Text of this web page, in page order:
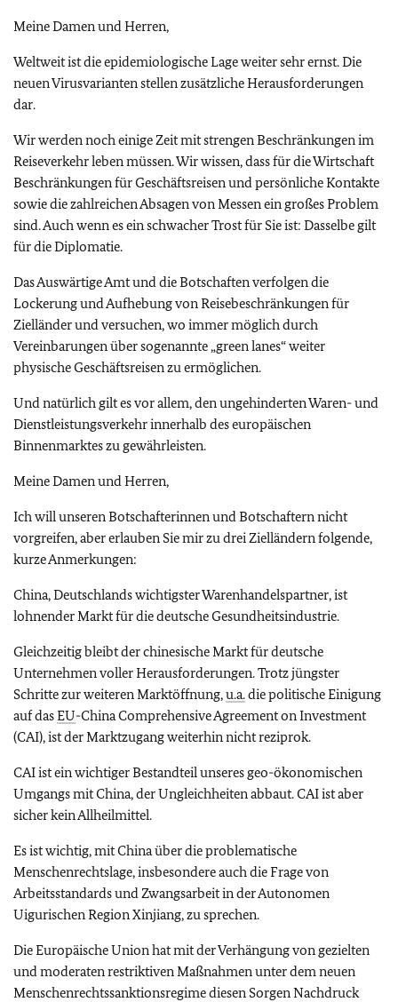
Meine Damen und Herren,
Weltweit ist die epidemiologische Lage weiter sehr ernst. Die
neuen Virusvarianten stellen zusätzliche Herausforderungen
dar.
Wir werden noch einige Zeit mit strengen Beschränkungen im
Reiseverkehr leben müssen. Wir wissen, dass für die Wirtschaft
Beschränkungen für Geschäftsreisen und persönliche Kontakte
sowie die zahlreichen Absagen von Messen ein großes Problem
sind. Auch wenn es ein schwacher Trost für Sie ist: Dasselbe gilt
für die Diplomatie.
Das Auswärtige Amt und die Botschaften verfolgen die
Lockerung und Aufhebung von Reisebeschränkungen für
Zielländer und versuchen, wo immer möglich durch
Vereinbarungen über sogenannte „green lanes“ weiter
physische Geschäftsreisen zu ermöglichen.
Und natürlich gilt es vor allem, den ungehinderten Waren- und
Dienstleistungsverkehr innerhalb des europäischen
Binnenmarktes zu gewährleisten.
Meine Damen und Herren,
Ich will unseren Botschafterinnen und Botschaftern nicht
vorgreifen, aber erlauben Sie mir zu drei Zielländern folgende,
kurze Anmerkungen:
China, Deutschlands wichtigster Warenhandelspartner, ist
lohnender Markt für die deutsche Gesundheitsindustrie.
Gleichzeitig bleibt der chinesische Markt für deutsche
Unternehmen voller Herausforderungen. Trotz jüngster
Schritte zur weiteren Marktöffnung,u.a.die politische Einigung
auf dasEU-China Comprehensive Agreement on Investment
(CAI), ist der Marktzugang weiterhin nicht reziprok.
CAI ist ein wichtiger Bestandteil unseres geo-ökonomischen
Umgangs mit China, der Ungleichheiten abbaut. CAI ist aber
sicher kein Allheilmittel.
Es ist wichtig, mit China über die problematische
Menschenrechtslage, insbesondere auch die Frage von
Arbeitsstandards und Zwangsarbeit in der Autonomen
Uigurischen Region Xinjiang, zu sprechen.
Die Europäische Union hat mit der Verhängung von gezielten
und moderaten restriktiven Maßnahmen unter dem neuen
Menschenrechtssanktionsregime diesen Sorgen Nachdruck